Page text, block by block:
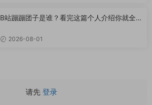
B站蹦蹦团子是谁？看完这篇个人介绍你就全
2026-08-01
请先 登录